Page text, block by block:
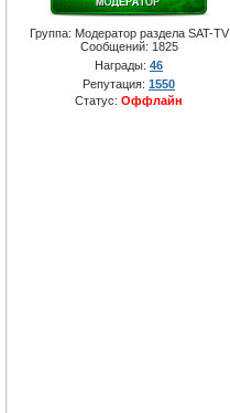
Группа: Модератор раздела SAT-TV
Сообщений: 1825
Награды: 46
Репутация: 1550
Статус: Оффлайн